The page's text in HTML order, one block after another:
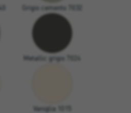
Grigio cemento 7032
Metallic grigio 7024
Vaniglia 1015